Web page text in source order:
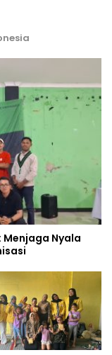
Menjaga Nyala